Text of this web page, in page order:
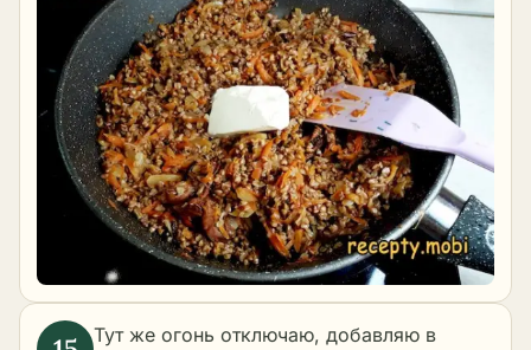
Тут же огонь отключаю, добавляю в